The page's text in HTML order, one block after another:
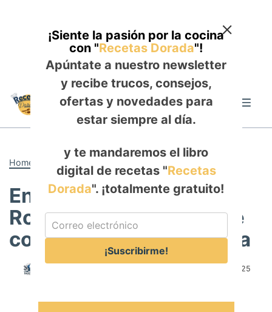
content
Home DESAYUNO
Ensalada de Tomate
Rosa, Melón y Aguacate
con Pétalos de Albahaca
June 22, 2025
¡Siente la pasión por la cocina
con "Recetas Dorada"!
Apúntate a nuestro newsletter
y recibe trucos, consejos,
ofertas y novedades para
estar siempre al día.
y te mandaremos el libro
digital de recetas "Recetas
Dorada". ¡totalmente gratuito!
¡Suscribirme!